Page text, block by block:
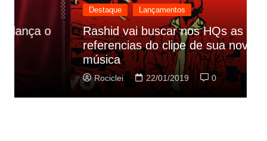
Destaque Lançamentos
Rashid vai buscar nos HQs as
referencias do clipe de sua nova
22/01/2019 0